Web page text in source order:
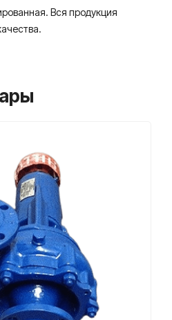
Вся продукция